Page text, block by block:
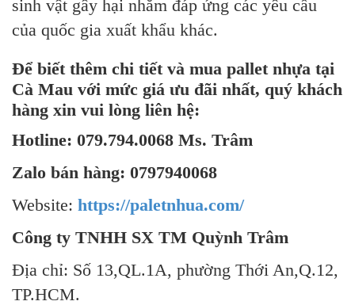
sinh vật gây hại nhằm đáp ứng các yêu cầu
của quốc gia xuất khẩu khác.
Để biết thêm chi tiết và mua pallet nhựa tại
Cà Mau với mức giá ưu đãi nhất, quý khách
hàng xin vui lòng liên hệ:
Hotline: 079.794.0068 Ms. Trâm
Zalo bán hàng: 0797940068
Website: https://paletnhua.com/
Công ty TNHH SX TM Quỳnh Trâm
Địa chỉ: Số 13,QL.1A, phường Thới An,Q.12,
TP.HCM.